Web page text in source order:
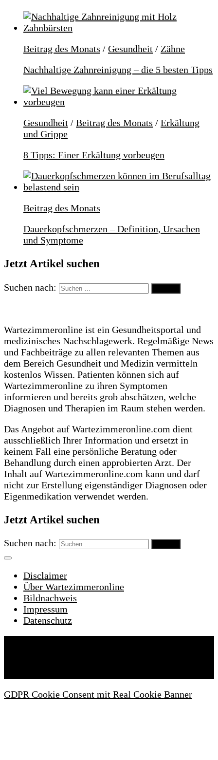
Beitrag des Monats / Gesundheit / Zähne
Nachhaltige Zahnreinigung – die 5 besten Tipps
Gesundheit / Beitrag des Monats / Erkältung
und Grippe
8 Tipps: Einer Erkältung vorbeugen
Beitrag des Monats
Dauerkopfschmerzen – Definition, Ursachen
und Symptome
Jetzt Artikel suchen
Suchen nach:
Wartezimmeronline ist ein Gesundheitsportal und
medizinisches Nachschlagewerk. Regelmäßige News
und Fachbeiträge zu allen relevanten Themen aus
dem Bereich Gesundheit und Medizin vermitteln
kostenlos Wissen. Patienten können sich auf
Wartezimmeronline zu ihren Symptomen
informieren und bereits grob abschätzen, welche
Diagnosen und Therapien im Raum stehen werden.
Das Angebot auf Wartezimmeronline.com dient
ausschließlich Ihrer Information und ersetzt in
keinem Fall eine persönliche Beratung oder
Behandlung durch einen approbierten Arzt. Der
Inhalt auf Wartezimmeronline.com kann und darf
nicht zur Erstellung eigenständiger Diagnosen oder
Eigenmedikation verwendet werden.
Jetzt Artikel suchen
Suchen nach:
Disclaimer
Über Wartezimmeronline
Bildnachweis
Impressum
Datenschutz
GDPR Cookie Consent mit Real Cookie Banner